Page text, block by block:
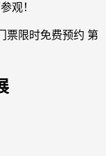
观！